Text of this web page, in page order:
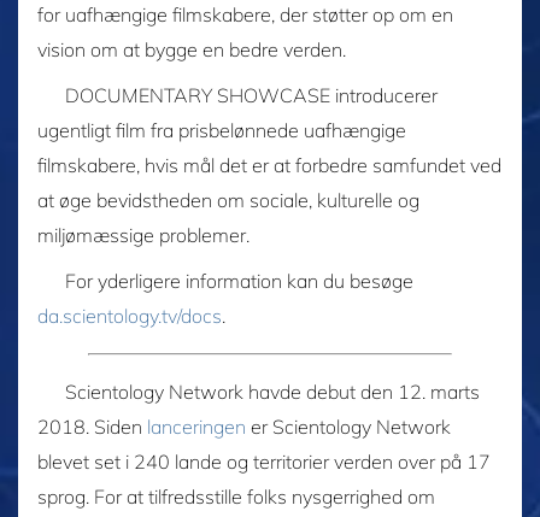
for uafhængige filmskabere, der støtter op om en
vision om at bygge en bedre verden.
DOCUMENTARY SHOWCASE introducerer
ugentligt film fra prisbelønnede uafhængige
filmskabere, hvis mål det er at forbedre samfundet ved
at øge bevidstheden om sociale, kulturelle og
miljømæssige problemer.
For yderligere information kan du besøge
da.scientology.tv/docs.
Scientology Network havde debut den 12. marts
2018. Siden lanceringen er Scientology Network
blevet set i 240 lande og territorier verden over på 17
sprog. For at tilfredsstille folks nysgerrighed om